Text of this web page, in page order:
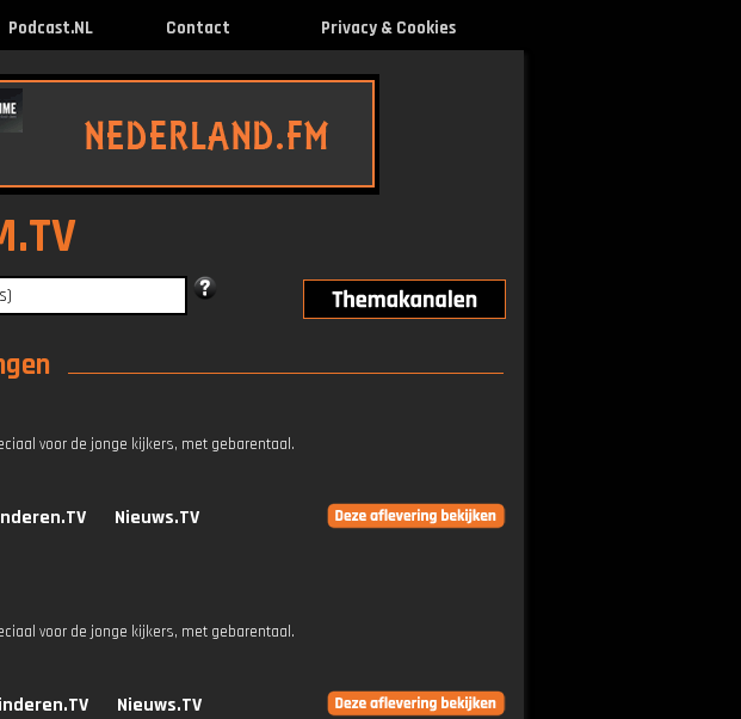
Podcast.NL Contact Privacy & Cookies
voor de jonge kijkers, met gebarentaal.
Nieuws.TV
voor de jonge kijkers, met gebarentaal.
Nieuws.TV